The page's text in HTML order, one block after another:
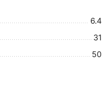
6.4
31
50